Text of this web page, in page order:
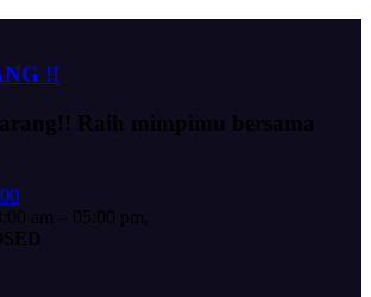
!!
Raih mimpimu bersama
am – 05:00 pm,